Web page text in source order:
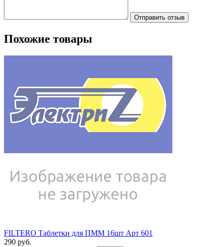
Отправить отзыв
Похожие товары
FILTERO Таблетки для ПММ 16шт Арт 601
290 pуб.